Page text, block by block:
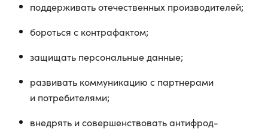
поддерживать отечественных производителей;
бороться с контрафактом;
защищать персональные данные;
развивать коммуникацию с партнерами
и потребителями;
внедрять и совершенствовать антифрод-